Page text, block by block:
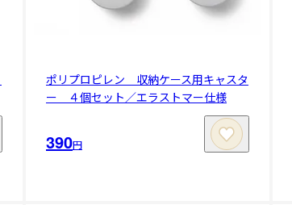
ポリプロピレン 収納ケース用キャスタ
ー ４個セット／エラストマー仕様
390円